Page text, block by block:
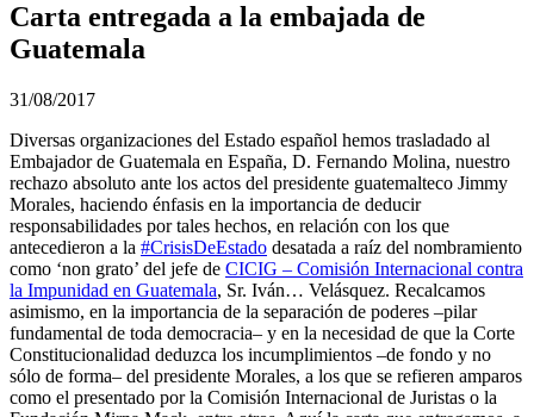
Carta entregada a la embajada de
Guatemala
31/08/2017
Diversas organizaciones del Estado español hemos trasladado al
Embajador de Guatemala en España, D. Fernando Molina, nuestro
rechazo absoluto ante los actos del presidente guatemalteco Jimmy
Morales, haciendo énfasis en la importancia de deducir
responsabilidades por tales hechos, en relación con los que
antecedieron a la #CrisisDeEstado desatada a raíz del nombramiento
como ‘non grato’ del jefe de CICIG – Comisión Internacional contra
la Impunidad en Guatemala, Sr. Iván… Velásquez. Recalcamos
asimismo, en la importancia de la separación de poderes –pilar
fundamental de toda democracia– y en la necesidad de que la Corte
Constitucionalidad deduzca los incumplimientos –de fondo y no
sólo de forma– del presidente Morales, a los que se refieren amparos
como el presentado por la Comisión Internacional de Juristas o la